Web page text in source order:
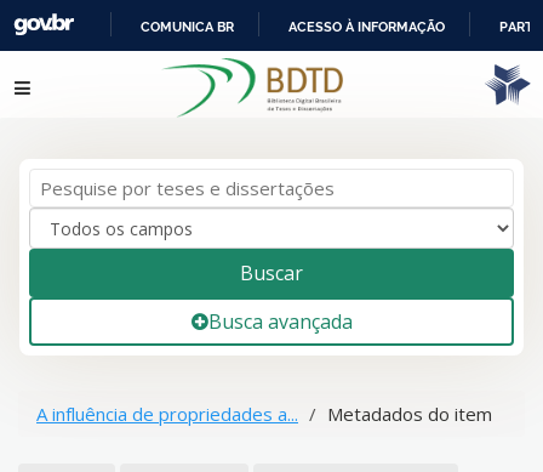
IR
PARA
COMUNICA BR ACESSO À INFORMAÇÃO
Pular para o conteúdo
Buscar
Busca avançada
A influência de propriedades a... Metadados do item